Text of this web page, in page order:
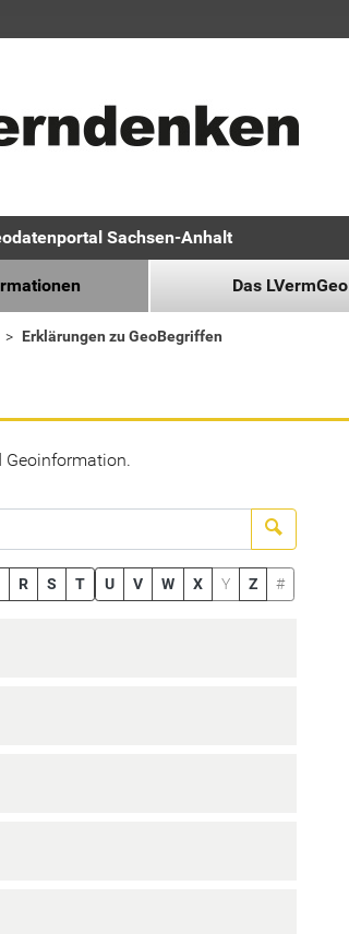
Sachsen-Anhalt
Das LVermGeo
Erklärungen zu GeoBegriffen
Geoinformation.
R S T U V W X Y Z #